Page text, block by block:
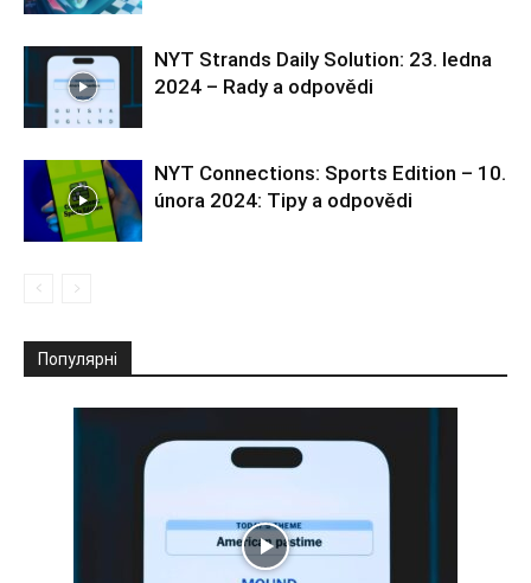
NYT Strands Daily Solution: 23. ledna
2024 – Rady a odpovědi
NYT Connections: Sports Edition – 10.
února 2024: Tipy a odpovědi
Популярні